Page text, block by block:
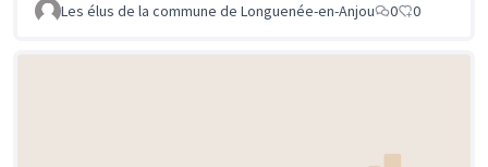
Les élus de la commune de Longuenée-en-Anjou 0 0